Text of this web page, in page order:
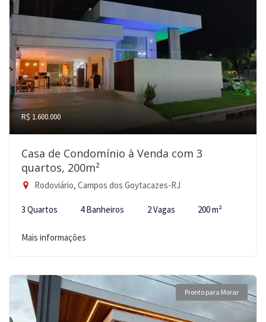
R$ 1.600.000
Casa de Condomínio à Venda com 3
quartos, 200m²
Rodoviário, Campos dos Goytacazes-RJ
3 Quartos 4 Banheiros 2 Vagas 200 m²
Mais informações
Pronto para Morar